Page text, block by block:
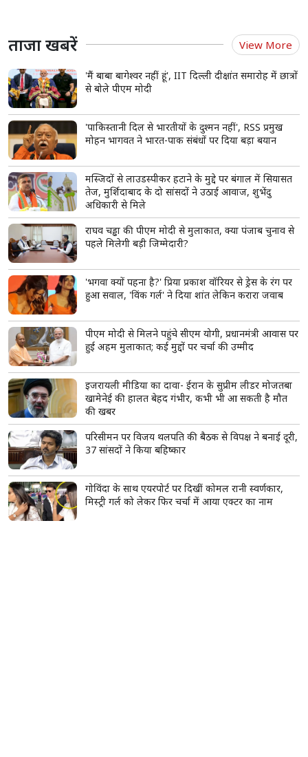
ताजा खबरें View More
'मैं बाबा बागेश्वर नहीं हूं', IIT दिल्ली दीक्षांत समारोह में छात्रों
से बोले पीएम मोदी
'पाकिस्तानी दिल से भारतीयों के दुश्मन नहीं', RSS प्रमुख
मोहन भागवत ने भारत-पाक संबंधों पर दिया बड़ा बयान
मस्जिदों से लाउडस्पीकर हटाने के मुद्दे पर बंगाल में सियासत
तेज, मुर्शिदाबाद के दो सांसदों ने उठाई आवाज, शुभेंदु
अधिकारी से मिले
राघव चड्ढा की पीएम मोदी से मुलाकात, क्या पंजाब चुनाव से
पहले मिलेगी बड़ी जिम्मेदारी?
'भगवा क्यों पहना है?' प्रिया प्रकाश वॉरियर से ड्रेस के रंग पर
हुआ सवाल, 'विंक गर्ल' ने दिया शांत लेकिन करारा जवाब
पीएम मोदी से मिलने पहुंचे सीएम योगी, प्रधानमंत्री आवास पर
हुई अहम मुलाकात; कई मुद्दों पर चर्चा की उम्मीद
इजरायली मीडिया का दावा- ईरान के सुप्रीम लीडर मोजतबा
खामेनेई की हालत बेहद गंभीर, कभी भी आ सकती है मौत
की खबर
परिसीमन पर विजय थलपति की बैठक से विपक्ष ने बनाई दूरी,
37 सांसदों ने किया बहिष्कार
गोविंदा के साथ एयरपोर्ट पर दिखीं कोमल रानी स्वर्णकार,
मिस्ट्री गर्ल को लेकर फिर चर्चा में आया एक्टर का नाम